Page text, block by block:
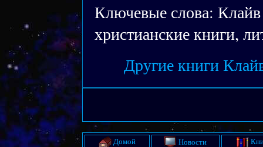
Ключевые слова:
христианские книги,
Другие книги
Домой Новости